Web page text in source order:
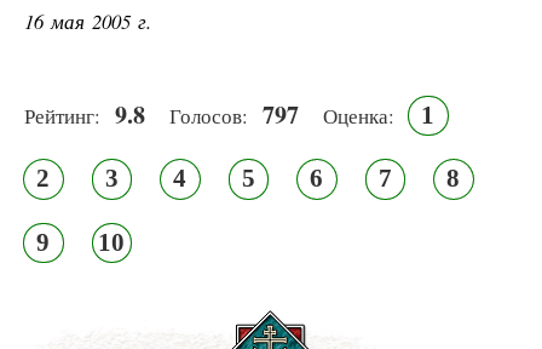
16 мая 2005 г.
Рейтинг: 9.8 Голосов: 797 Оценка: 1
2 3 4 5 6 7 8
9 10